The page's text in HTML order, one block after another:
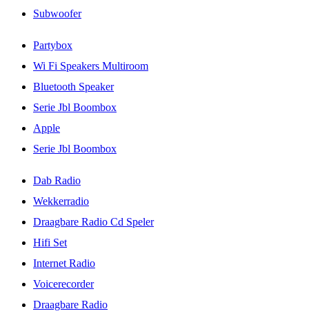
Subwoofer
Partybox
Wi Fi Speakers Multiroom
Bluetooth Speaker
Serie Jbl Boombox
Apple
Serie Jbl Boombox
Dab Radio
Wekkerradio
Draagbare Radio Cd Speler
Hifi Set
Internet Radio
Voicerecorder
Draagbare Radio